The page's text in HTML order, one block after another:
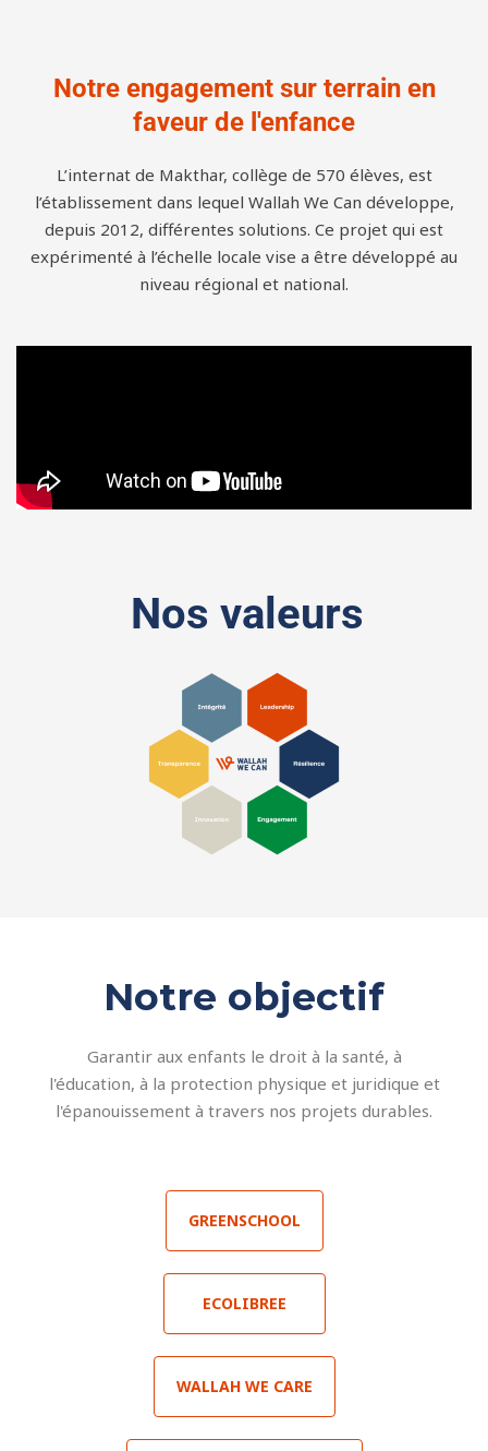
Notre engagement sur terrain en
faveur de l'enfance
L’internat de Makthar, collège de 570 élèves, est
l’établissement dans lequel Wallah We Can développe,
depuis 2012, différentes solutions. Ce projet qui est
expérimenté à l’échelle locale vise a être développé au
niveau régional et national.
Nos valeurs
Notre objectif
Garantir aux enfants le droit à la santé, à
l'éducation, à la protection physique et juridique et
l'épanouissement à travers nos projets durables.
GREENSCHOOL
ECOLIBREE
WALLAH WE CARE